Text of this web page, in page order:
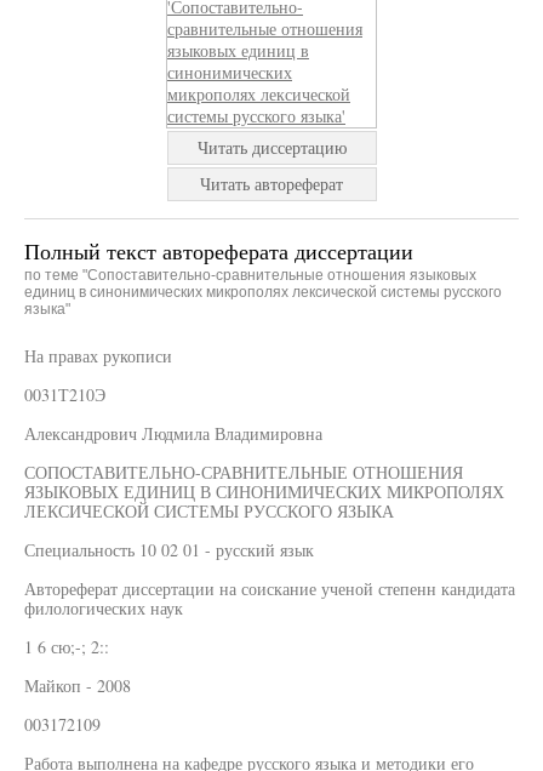
Читать диссертацию
Читать автореферат
Полный текст автореферата диссертации
по теме "Сопоставительно-сравнительные отношения языковых
единиц в синонимических микрополях лексической системы русского
языка"
На правах рукописи
0031Т210Э
Александрович Людмила Владимировна
СОПОСТАВИТЕЛЬНО-СРАВНИТЕЛЬНЫЕ ОТНОШЕНИЯ
ЯЗЫКОВЫХ ЕДИНИЦ В СИНОНИМИЧЕСКИХ МИКРОПОЛЯХ
ЛЕКСИЧЕСКОЙ СИСТЕМЫ РУССКОГО ЯЗЫКА
Специальность 10 02 01 - русский язык
Автореферат диссертации на соискание ученой степенн кандидата
филологических наук
1 6 сю;-; 2::
Майкоп - 2008
003172109
Работа выполнена на кафедре русского языка и методики его